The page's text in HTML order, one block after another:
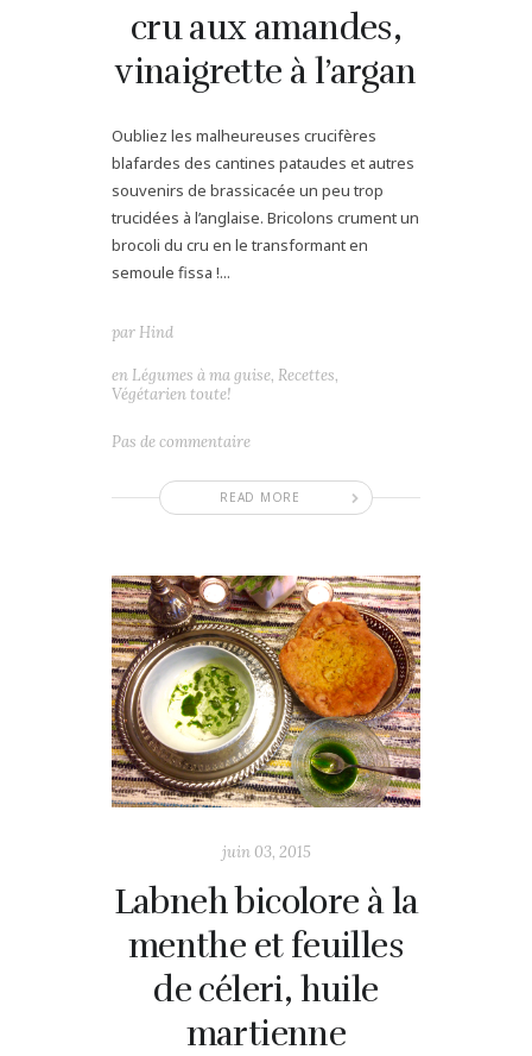
cru aux amandes,
vinaigrette à l’argan
Oubliez les malheureuses crucifères
blafardes des cantines pataudes et autres
souvenirs de brassicacée un peu trop
trucidées à l’anglaise. Bricolons crument un
brocoli du cru en le transformant en
semoule fissa !...
READ MORE
par Hind
en Légumes à ma guise, Recettes,
Végétarien toute!
Pas de commentaire
juin 03, 2015
Labneh bicolore à la
menthe et feuilles
de céleri, huile
martienne